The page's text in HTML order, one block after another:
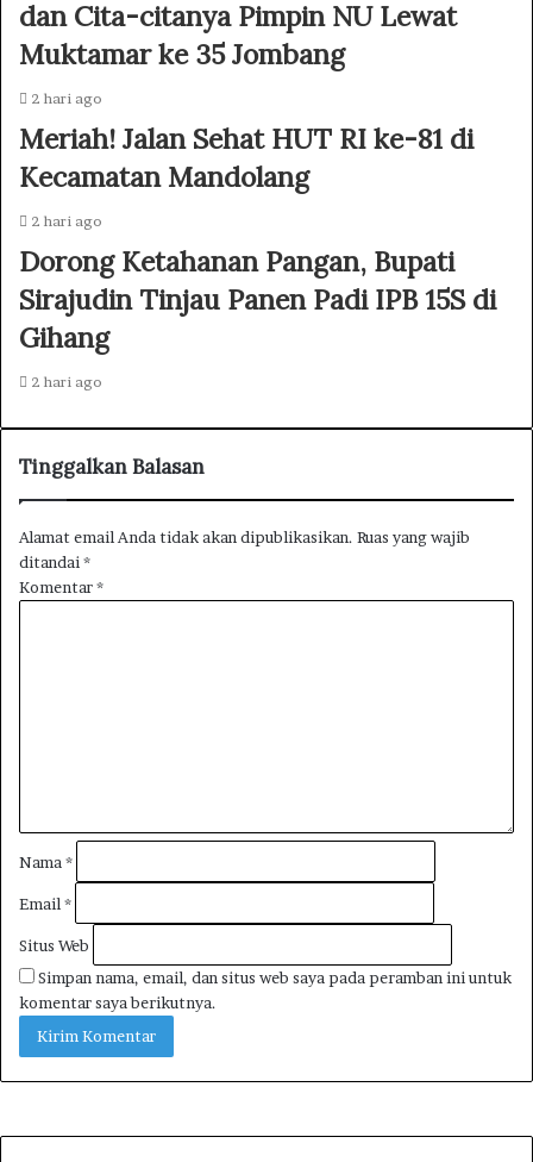
dan Cita-citanya Pimpin NU Lewat
Muktamar ke 35 Jombang
2 hari ago
Meriah! Jalan Sehat HUT RI ke-81 di
Kecamatan Mandolang
2 hari ago
Dorong Ketahanan Pangan, Bupati
Sirajudin Tinjau Panen Padi IPB 15S di
Gihang
2 hari ago
Tinggalkan Balasan
Alamat email Anda tidak akan dipublikasikan. Ruas yang wajib
ditandai *
Komentar*
Nama *
Email *
Situs Web
Simpan nama, email, dan situs web saya pada peramban ini untuk
komentar saya berikutnya.